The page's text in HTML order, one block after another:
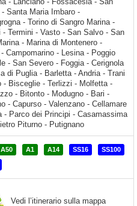
A50 A1 A14 SS16 SS100
Vedi l’itinerario sulla mappa